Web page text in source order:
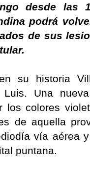
desde las
podrá
de sus
su historia
Una
los colores
de aquella
vía aérea
puntana.